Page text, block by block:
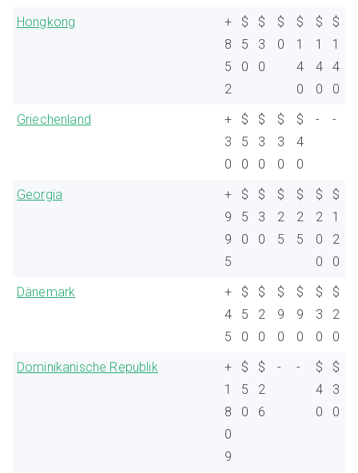
Hongkong
+
8
5
2
$
5
0
$
3
0
$
0
$
1
4
0
$
1
4
0
$
1
4
0
Griechenland
+
3
0
$
5
0
$
3
0
$
3
0
$
4
0
- -
Georgia
+
9
9
5
$
5
0
$
3
0
$
2
5
$
2
5
$
2
0
0
$
1
2
0
Dänemark
+
4
5
$
5
0
$
2
0
$
9
0
$
9
0
$
3
0
$
2
0
Dominikanische Republik
+
1
8
0
9
$
5
0
$
2
6
- -
$
4
0
$
3
0